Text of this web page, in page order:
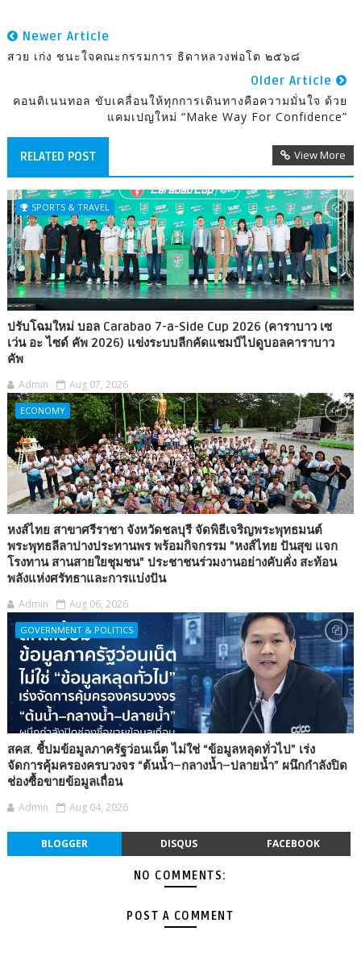
Newer Article
สวย เก่ง ชนะใจคณะกรรมการ ธิดาหลวงพ่อโต ๒๕๖๘
Older Article
คอนติเนนทอล ขับเคลื่อนให้ทุกการเดินทางคือความมั่นใจ ด้วย
แคมเปญใหม่ “Make Way For Confidence”
RELATED POST View More
SPORTS & TRAVEL
ปรับโฉมใหม่ บอล Carabao 7-a-Side Cup 2026 (คาราบาว เซ
เว่น อะ ไซด์ คัพ 2026) แข่งระบบลีกคัดแชมป์ไปดูบอลคาราบาว
คัพ
Admin Aug 07, 2026
ECONOMY
หงส์ไทย สาขาศรีราชา จังหวัดชลบุรี จัดพิธีเจริญพระพุทธมนต์
พระพุทธลีลาปางประทานพร พร้อมกิจกรรม "หงส์ไทย ปันสุข แจก
โรงทาน สานสายใยชุมชน" ประชาชนร่วมงานอย่างคับคั่ง สะท้อน
พลังแห่งศรัทธาและการแบ่งปัน
Admin Aug 06, 2026
GOVERNMENT & POLITICS
สคส. ชี้ปมข้อมูลภาครัฐว่อนเน็ต ไม่ใช่ “ข้อมูลหลุดทั่วไป” เร่ง
จัดการคุ้มครองครบวงจร “ต้นน้ำ–กลางน้ำ–ปลายน้ำ” ผนึกกำลังปิด
ช่องซื้อขายข้อมูลเถื่อน
Admin Aug 04, 2026
BLOGGER DISQUS FACEBOOK
NO COMMENTS:
POST A COMMENT